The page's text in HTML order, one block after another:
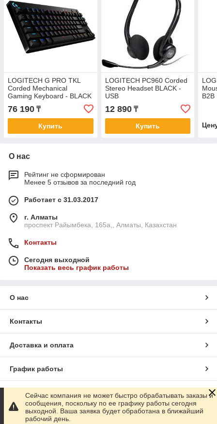
LOGITECH G PRO TKL
Corded Mechanical
Gaming Keyboard - BLACK
- RUS - USB - CLICKY
76 190 ₸
Купить
LOGITECH PC960 Corded
Stereo Headset BLACK -
USB
12 890₸
Купить
B2B
О нас
Рейтинг не сформирован
Менее 5 отзывов за последний год
Работает с 31.03.2017
г. Алматы
проспект Райымбека, 165а,, Алматы, Казахстан
Контакты
Сегодня выходной
Показать весь график работы
О нас
Контакты
Доставка и оплата
График работы
Полная версия сайта
Сайт создан на маркетплейсе Satu.kz
Сейчас компания не может быстро обрабатывать заказы и
сообщения, поскольку по ее графику работы сегодня
выходной. Ваша заявка будет обработана в ближайший
рабочий день.